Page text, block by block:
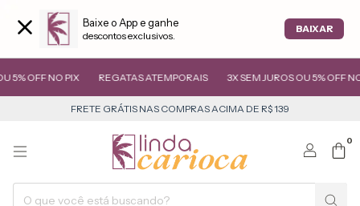
Baixe o App e ganhe
descontos exclusivos.
BAIXAR
PIX REGATAS ATEMPORAIS 3X SEM JUROS OU 5% OFF NO PIX
FRETE GRÁTIS NAS COMPRAS ACIMA DE R$ 139
0